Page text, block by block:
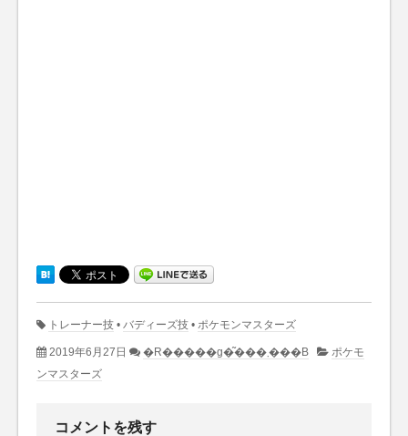
トレーナー技 • バディーズ技 • ポケモンマスターズ
2019年6月27日 �R�����g�͂���܂���B
ポケモ
ンマスターズ
コメントを残す